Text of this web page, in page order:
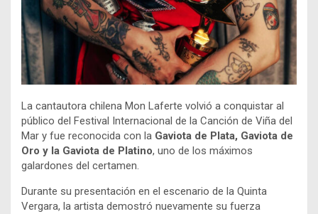
La cantautora chilena Mon Laferte volvió a conquistar al
público del Festival Internacional de la Canción de Viña del
Mar y fue reconocida con la Gaviota de Plata, Gaviota de
Oro y la Gaviota de Platino, uno de los máximos
galardones del certamen.
Durante su presentación en el escenario de la Quinta
Vergara, la artista demostró nuevamente su fuerza